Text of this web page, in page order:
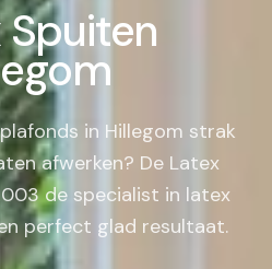
Spuiten
in Hillegom strak
afwerken? De Latex
de specialist in latex
perfect glad resultaat.